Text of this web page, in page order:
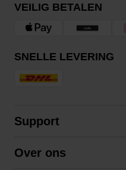
VEILIG BETALEN
SNELLE LEVERING
Support
Over ons